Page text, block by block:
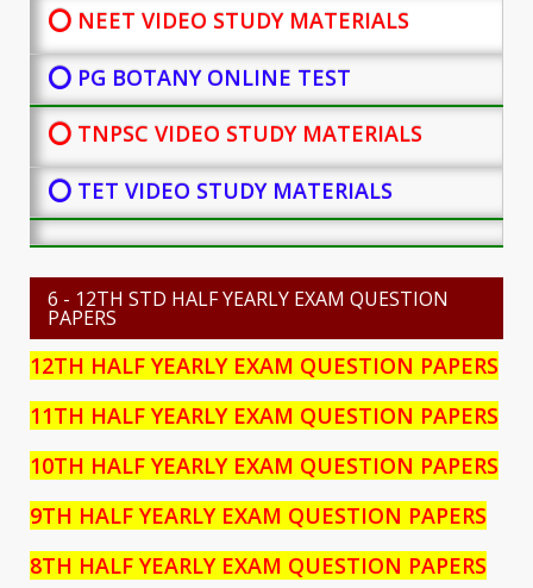
⭕ NEET VIDEO STUDY MATERIALS
⭕ PG BOTANYONLINE TEST
⭕ TNPSC VIDEO STUDY MATERIALS
⭕ TET VIDEO STUDY MATERIALS
6 - 12TH STD HALF YEARLY EXAM QUESTION
PAPERS
12TH HALF YEARLY EXAM QUESTION PAPERS
11TH HALF YEARLY EXAM QUESTION PAPERS
10TH HALF YEARLY EXAM QUESTION PAPERS
9TH HALF YEARLY EXAM QUESTION PAPERS
8TH HALF YEARLY EXAM QUESTION PAPERS